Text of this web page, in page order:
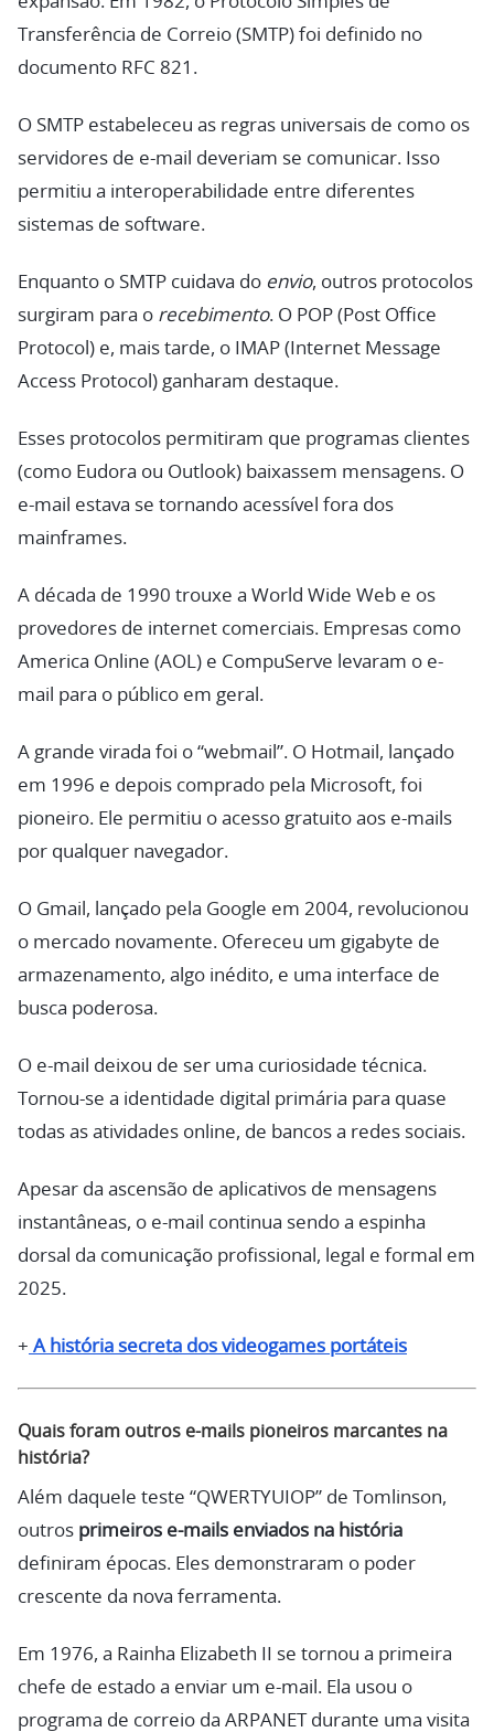
Transferência de Correio (SMTP) foi definido no
documento RFC 821.
O SMTP estabeleceu as regras universais de como os
servidores de e-mail deveriam se comunicar. Isso
permitiu a interoperabilidade entre diferentes
sistemas de software.
Enquanto o SMTP cuidava do envio, outros protocolos
surgiram para o recebimento. O POP (Post Office
Protocol) e, mais tarde, o IMAP (Internet Message
Access Protocol) ganharam destaque.
Esses protocolos permitiram que programas clientes
(como Eudora ou Outlook) baixassem mensagens. O
e-mail estava se tornando acessível fora dos
mainframes.
A década de 1990 trouxe a World Wide Web e os
provedores de internet comerciais. Empresas como
America Online (AOL) e CompuServe levaram o e-
mail para o público em geral.
A grande virada foi o “webmail”. O Hotmail, lançado
em 1996 e depois comprado pela Microsoft, foi
pioneiro. Ele permitiu o acesso gratuito aos e-mails
por qualquer navegador.
O Gmail, lançado pela Google em 2004, revolucionou
o mercado novamente. Ofereceu um gigabyte de
armazenamento, algo inédito, e uma interface de
busca poderosa.
O e-mail deixou de ser uma curiosidade técnica.
Tornou-se a identidade digital primária para quase
todas as atividades online, de bancos a redes sociais.
Apesar da ascensão de aplicativos de mensagens
instantâneas, o e-mail continua sendo a espinha
dorsal da comunicação profissional, legal e formal em
2025.
+ A história secreta dos videogames portáteis
Quais foram outros e-mails pioneiros marcantes na
história?
Além daquele teste “QWERTYUIOP” de Tomlinson,
outros primeiros e-mails enviados na história
definiram épocas. Eles demonstraram o poder
crescente da nova ferramenta.
Em 1976, a Rainha Elizabeth II se tornou a primeira
chefe de estado a enviar um e-mail. Ela usou o
programa de correio da ARPANET durante uma visita